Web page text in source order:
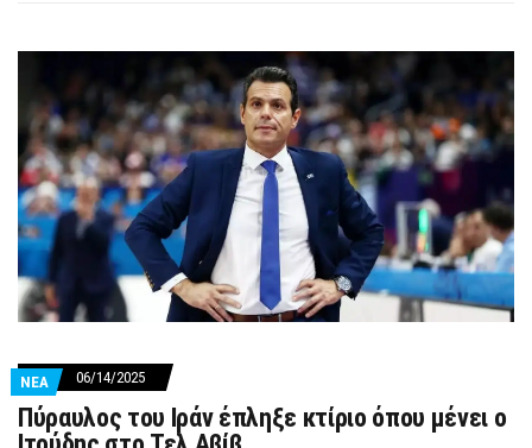
ΝΕΑ 06/14/2025
Πύραυλος του Ιράν έπληξε κτίριο όπου μένει ο